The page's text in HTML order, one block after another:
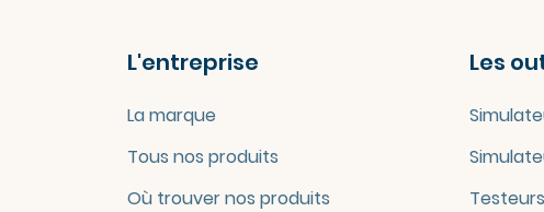
L'entreprise
La marque
Tous nos produits
Où trouver nos produits
Les